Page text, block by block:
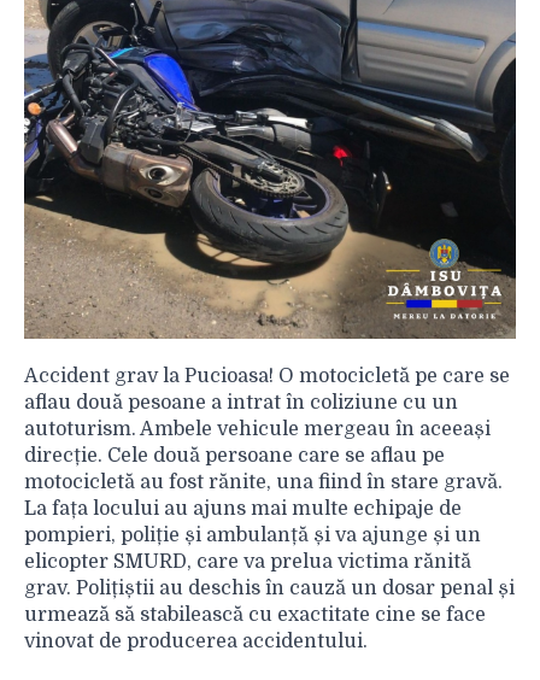
Accident grav la Pucioasa! O motocicletă pe care se
aflau două pesoane a intrat în coliziune cu un
autoturism. Ambele vehicule mergeau în aceeași
direcție. Cele două persoane care se aflau pe
motocicletă au fost rănite, una fiind în stare gravă.
La fața locului au ajuns mai multe echipaje de
pompieri, poliție și ambulanță și va ajunge și un
elicopter SMURD, care va prelua victima rănită
grav. Polițiștii au deschis în cauză un dosar penal și
urmează să stabilească cu exactitate cine se face
vinovat de producerea accidentului.